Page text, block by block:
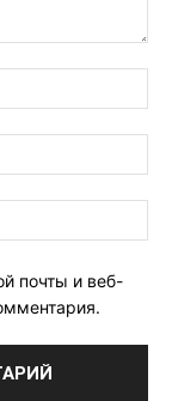
почты и веб-